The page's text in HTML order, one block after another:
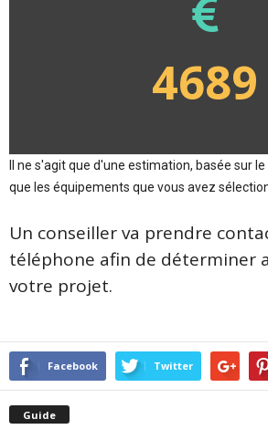
4689
Il ne s'agit que d'une estimation, basée sur
que les équipements que vous avez
Un conseiller va prendre
téléphone afin de déterminer
votre projet.
Facebook Twitter
Guide